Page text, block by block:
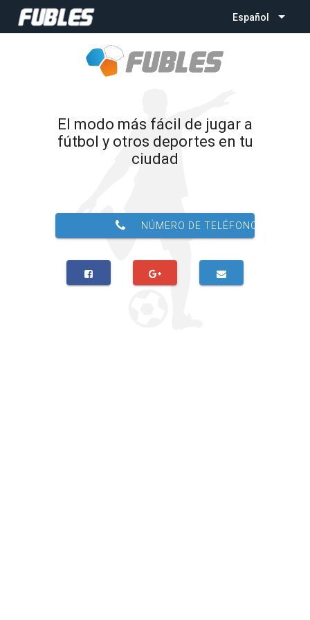
Español
El modo más fácil de jugar a
fútbol y otros deportes en tu
ciudad
NÚMERO DE TELÉFONO